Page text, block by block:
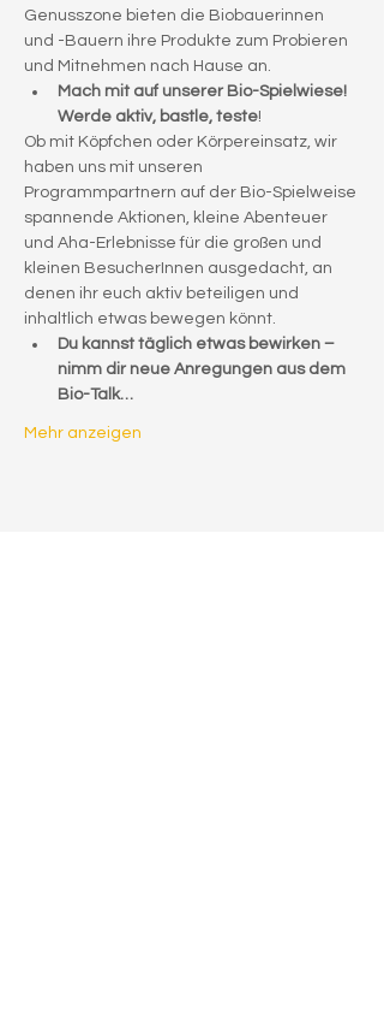
Genusszone bieten die Biobauerinnen
und -Bauern ihre Produkte zum Probieren
und Mitnehmen nach Hause an.
Mach mit auf unserer Bio-Spielwiese!
Werde aktiv, bastle, teste!
Ob mit Köpfchen oder Körpereinsatz, wir
haben uns mit unseren
Programmpartnern auf der Bio-Spielweise
spannende Aktionen, kleine Abenteuer
und Aha-Erlebnisse für die großen und
kleinen BesucherInnen ausgedacht, an
denen ihr euch aktiv beteiligen und
inhaltlich etwas bewegen könnt.
Du kannst täglich etwas bewirken –
nimm dir neue Anregungen aus dem
Bio-Talk…
Mehr anzeigen